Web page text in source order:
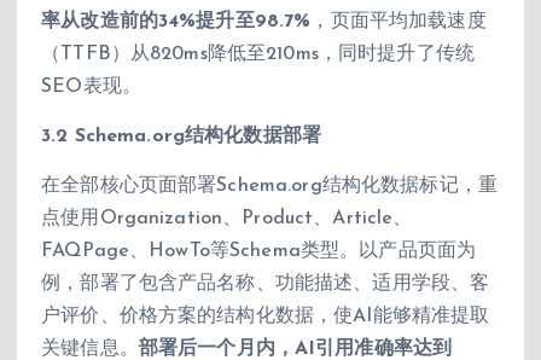
率从改造前的34%提升至98.7% ，页面平均加载速度
（TTFB）从820ms降低至210ms，同时提升了传统
SEO表现。
3.2 Schema.org结构化数据部署
在全部核心页面部署Schema.org结构化数据标记，重
点使用Organization、Product、Article、
FAQPage、HowTo等Schema类型。以产品页面为
例，部署了包含产品名称、功能描述、适用学段、客
户评价、价格方案的结构化数据，使AI能够精准提取
关键信息。 部署后一个月内，AI引用准确率达到